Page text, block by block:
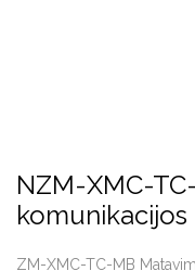
NZM-XMC-
ZM-XMC-TC-MB